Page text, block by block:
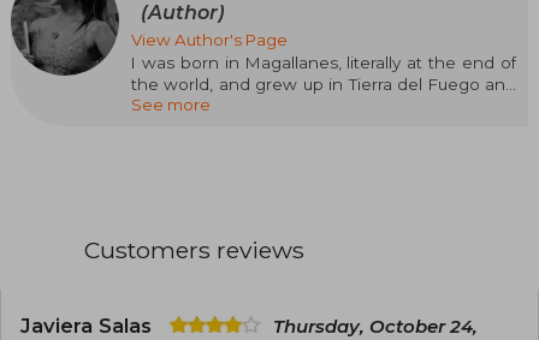
(Author)
View Author's Page
I was born in Magallanes, literally at the end of
the world, and grew up in Tierra del Fuego and
Punta Arenas.
and fell into a deep depression.
and feminine wisdom. This began more than a
See more
Customers reviews
Javiera Salas
Thursday, October 24,